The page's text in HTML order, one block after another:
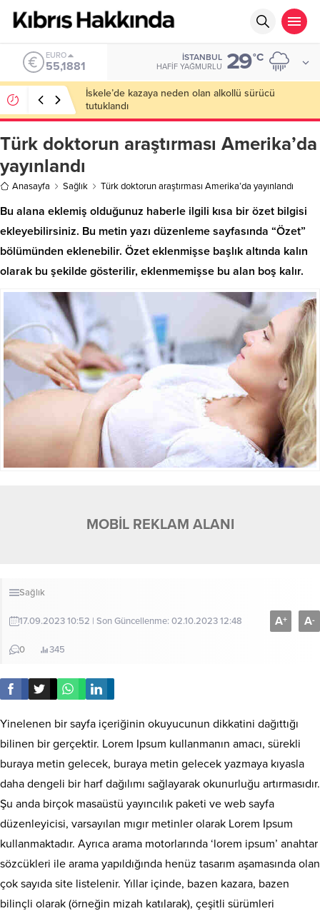
ALTIN
6.660,55
İSTANBUL
HAFIF YAĞMURLU 29°C
El Nino Kıbrıs’ı da Etkileyecek: Daha Sıcak Yaz,
Daha Uzun Kuraklık Bekleniyor
Türk doktorun araştırması Amerika’da
yayınlandı
Anasayfa Sağlık Türk doktorun araştırması Amerika’da yayınlandı
Bu alana eklemiş olduğunuz haberle ilgili kısa bir özet bilgisi
ekleyebilirsiniz. Bu metin yazı düzenleme sayfasında “Özet”
bölümünden eklenebilir. Özet eklenmişse başlık altında kalın
olarak bu şekilde gösterilir, eklenmemişse bu alan boş kalır.
MOBİL REKLAM ALANI
Sağlık
17.09.2023 10:52 | Son Güncellenme: 02.10.2023 12:48
0 345
A+ A-
Yinelenen bir sayfa içeriğinin okuyucunun dikkatini dağıttığı
bilinen bir gerçektir. Lorem Ipsum kullanmanın amacı, sürekli
buraya metin gelecek, buraya metin gelecek yazmaya kıyasla
daha dengeli bir harf dağılımı sağlayarak okunurluğu artırmasıdır.
Şu anda birçok masaüstü yayıncılık paketi ve web sayfa
düzenleyicisi, varsayılan mıgır metinler olarak Lorem Ipsum
kullanmaktadır. Ayrıca arama motorlarında ‘lorem ipsum’ anahtar
sözcükleri ile arama yapıldığında henüz tasarım aşamasında olan
çok sayıda site listelenir. Yıllar içinde, bazen kazara, bazen
bilinçli olarak (örneğin mizah katılarak), çeşitli sürümleri